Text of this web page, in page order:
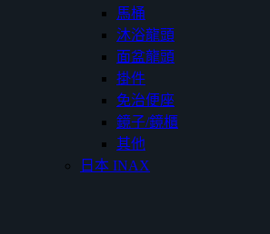
馬桶
沐浴龍頭
面盆龍頭
掛件
免治便座
鏡子/鏡櫃
其他
日本 INAX